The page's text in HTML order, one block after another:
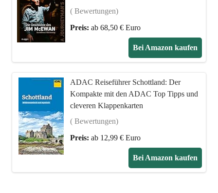
( Bewertungen)
Preis: ab 68,50 € Euro
Bei Amazon kaufen
ADAC Reiseführer Schottland: Der
Kompakte mit den ADAC Top Tipps und
cleveren Klappenkarten
( Bewertungen)
Preis: ab 12,99 € Euro
Bei Amazon kaufen